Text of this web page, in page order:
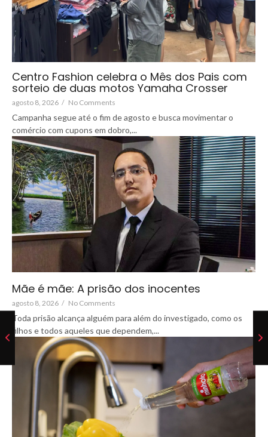
Centro Fashion celebra o Mês dos Pais com
sorteio de duas motos Yamaha Crosser
agosto 8, 2026 / No Comments
Campanha segue até o fim de agosto e busca movimentar o
comércio com cupons em dobro,...
Mãe é mãe: A prisão dos inocentes
agosto 8, 2026 / No Comments
Toda prisão alcança alguém para além do investigado, como os
filhos e todos aqueles que dependem,...